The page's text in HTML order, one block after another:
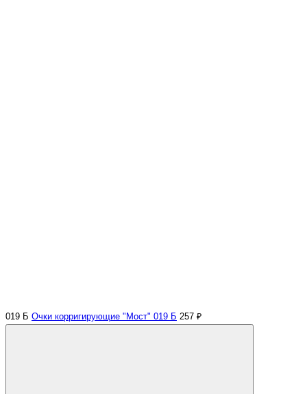
019 Б Очки корригирующие "Мост" 019 Б 257 ₽